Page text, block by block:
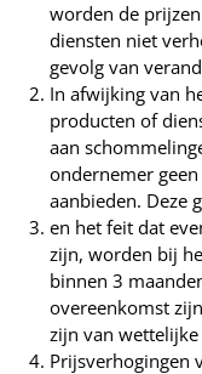
worden de
diensten niet
gevolg van
In afwijking van
producten of
aan
ondernemer
aanbieden. Deze
en het feit dat
zijn, worden bij
binnen 3
overeenkomst
zijn van
Prijsverhogingen